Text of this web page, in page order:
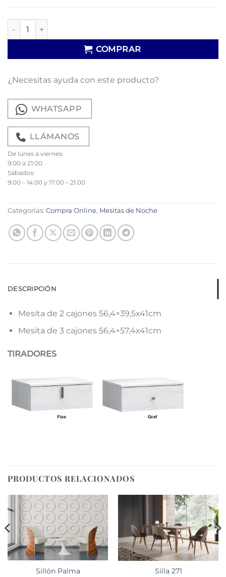
Mesita zen cantidad
COMPRAR
¿Necesitas ayuda con este producto?
WHATSAPP
LLÁMANOS
De lunes a viernes:
9:00 a 21:00
Sábados:
9:00 – 14:00 y 17:00 – 21:00
Categorías: Compra Online, Mesitas de Noche
DESCRIPCIÓN
Mesita de 2 cajones 56,4×39,5x41cm
Mesita de 3 cajones 56,4×57,4x41cm
TIRADORES
PRODUCTOS RELACIONADOS
Sillón Palma
Silla 271